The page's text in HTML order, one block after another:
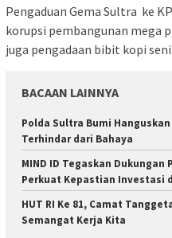
Pengaduan Gema Sultra ke
korupsi pembangunan mega
juga pengadaan bibit kopi
BACAAN LAINNYA
Polda Sultra Bumi
Terhindar dari Bahaya
MIND ID Tegaskan Dukungan
Perkuat Kepastian Investasi
HUT RI Ke 81, Camat
Semangat Kerja Kita